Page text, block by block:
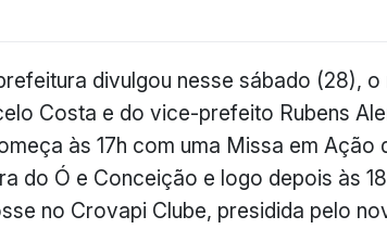
divulgou nesse sábado (28),
Costa e do vice-prefeito Rubens
às 17h com uma Missa em Ação
do Ó e Conceição e logo depois às
no Crovapi Clube, presidida pelo